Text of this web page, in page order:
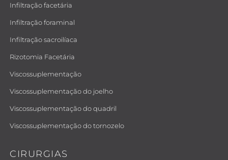
Infiltração facetária
Infiltração foraminal
Infiltração sacroilíaca
Rizotomia Facetária
Viscossuplementação
Viscossuplementação do joelho
Viscossuplementação do quadril
Viscossuplementação do tornozelo
CIRURGIAS